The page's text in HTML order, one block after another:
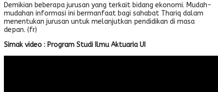
Demikian beberapa jurusan yang terkait bidang ekonomi. Mudah-
mudahan informasi ini bermanfaat bagi sahabat Thariq dalam
menentukan jurusan untuk melanjutkan pendidikan di masa
depan. (fr)
Simak video : Program Studi Ilmu Aktuaria UI